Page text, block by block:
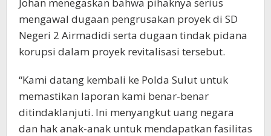
mengawal dugaan pengrusakan proyek di SD
Negeri 2 Airmadidi serta dugaan tindak pidana
korupsi dalam proyek revitalisasi tersebut.
“Kami datang kembali ke Polda Sulut untuk
memastikan laporan kami benar-benar
ditindaklanjuti. Ini menyangkut uang negara
dan hak anak-anak untuk mendapatkan fasilitas